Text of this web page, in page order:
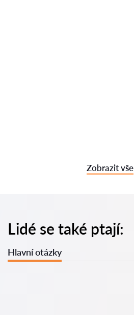
Zobrazit vše
Lidé se také ptají:
Hlavní otázky